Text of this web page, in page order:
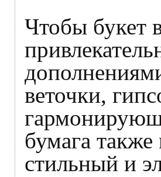
Чтобы букет
веточки,
бумага
стильный и